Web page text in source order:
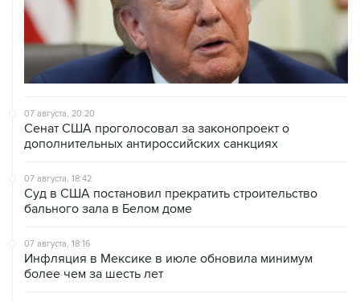
07 августа, 20:20
Сенат США проголосовал за законопроект о
дополнительных антироссийских санкциях
07 августа, 18:42
Суд в США постановил прекратить строительство
бального зала в Белом доме
07 августа, 18:16
Инфляция в Мексике в июле обновила минимум
более чем за шесть лет